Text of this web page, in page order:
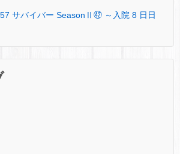
サバイバー SeasonⅡ㊷ ～入院 8 日日